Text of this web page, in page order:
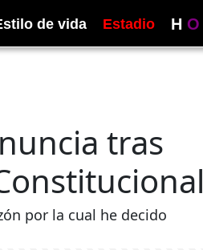
de vida Estadio H O
tras
por la cual he decido